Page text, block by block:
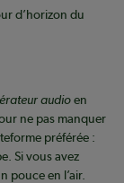
d’horizon du
audioen
ne pas manquer
préférée :
Si vous avez
pouce en l’air.